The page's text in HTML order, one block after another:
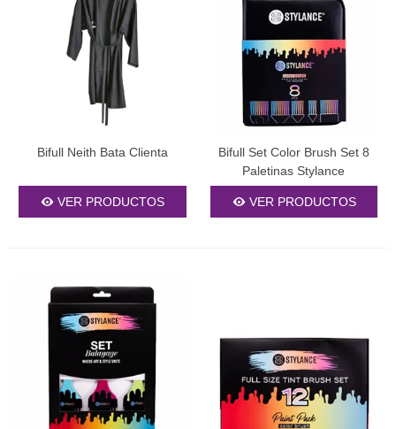
¿Son aptos para cualquier tipo
de cabello?
herramientas están diseñadas para adaptarse a múltiples
texturas y estilos capilares.
Conclusión
utensilios de barberia
combinen resistencia, ergonomía y una oferta amplia. Son
productos prácticos, pensados para acompañar al profesional día
Bifull Neith Bata Clienta
VER PRODUCTOS
Bifull Set Color Brush Set 8
Paletinas Stylance
VER PRODUCTOS